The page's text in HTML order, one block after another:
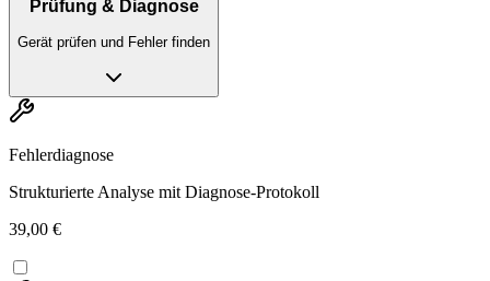
Prüfung & Diagnose
Gerät prüfen und Fehler finden
Fehlerdiagnose
Strukturierte Analyse mit Diagnose-Protokoll
39,00 €